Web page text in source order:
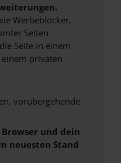
Werbeblocker,
Seiten
Seite in einem
privaten
vorübergehende
und dein
neuesten Stand